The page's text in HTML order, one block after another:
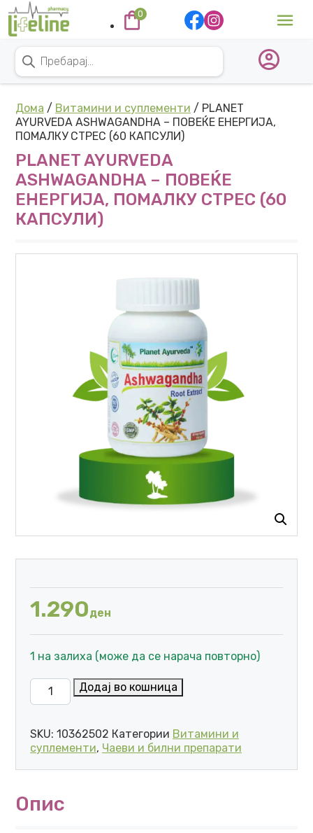
Skip to content
Main Navigation
0
Дома / Витамини и суплементи / PLANET
AYURVEDA ASHWAGANDHA – ПОВЕЌЕ ЕНЕРГИЈА,
ПОМАЛКУ СТРЕС (60 КАПСУЛИ)
PLANET AYURVEDA
ASHWAGANDHA – ПОВЕЌЕ
ЕНЕРГИЈА, ПОМАЛКУ СТРЕС (60
КАПСУЛИ)
1.290ден
1 на залиха (може да се нарача повторно)
PLANET AYURVEDA ASHWAGANDHA - ПОВЕЌЕ
Додај во кошница
SKU: 10362502 Категории Витамини и
суплементи, Чаеви и билни препарати
Опис